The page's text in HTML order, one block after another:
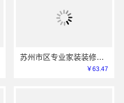
苏州市区专业家装装修多少钱？百年豪庭新材料有限公司透明报价
￥63.47